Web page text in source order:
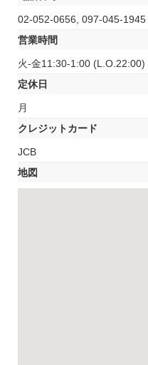
02-052-0656, 097-045-1945
営業時間
火-金11:30-1:00
定休日
月
クレジットカード
JCB
地図